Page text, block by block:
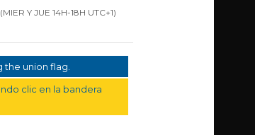
(MIER Y JUE 14H-18H UTC+1)
the union flag.
clic en la bandera